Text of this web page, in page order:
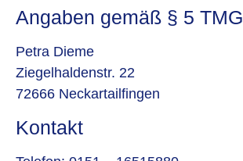
Angaben gemäß § 5 TMG
Petra Dieme
Ziegelhaldenstr. 22
72666 Neckartailfingen
Kontakt